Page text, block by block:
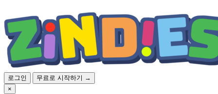
로그인
무료로 시작하기 →
×